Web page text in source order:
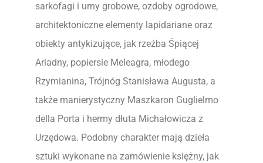
sarkofagi i urny grobowe, ozdoby ogrodowe,
architektoniczne elementy lapidariane oraz
obiekty antykizujące, jak rzeźba Śpiącej
Ariadny, popiersie Meleagra, młodego
Rzymianina, Trójnóg Stanisława Augusta, a
także manierystyczny Maszkaron Guglielmo
della Porta i hermy dłuta Michałowicza z
Urzędowa. Podobny charakter mają dzieła
sztuki wykonane na zamówienie księżny, jak